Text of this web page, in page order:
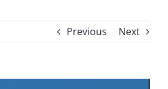
Previous Next